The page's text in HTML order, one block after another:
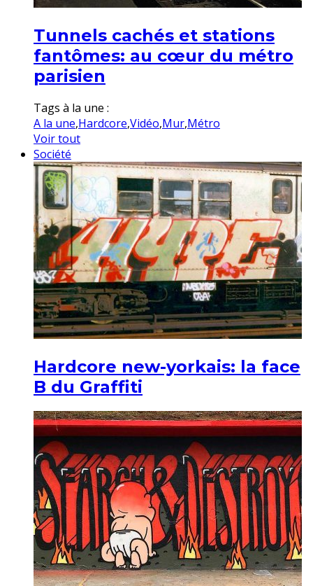
Tunnels cachés et stations
fantômes: au cœur du métro
parisien
Tags à la une :
A la une,Hardcore,Vidéo,Mur,Métro
Voir tout
Société
Hardcore new-yorkais: la face
B du Graffiti